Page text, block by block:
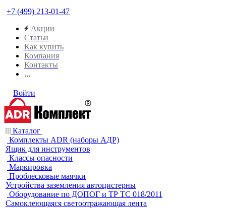
+7 (499) 213-01-47
Акции
Статьи
Как купить
Компания
Контакты
...
Войти
Каталог
Комплекты ADR (наборы АДР)
Ящик для инструментов
Классы опасности
Маркировка
Проблесковые маячки
Устройства заземления автоцистерны
Оборудование по ДОПОГ и ТР ТС 018/2011
Самоклеющаяся светоотражающая лента